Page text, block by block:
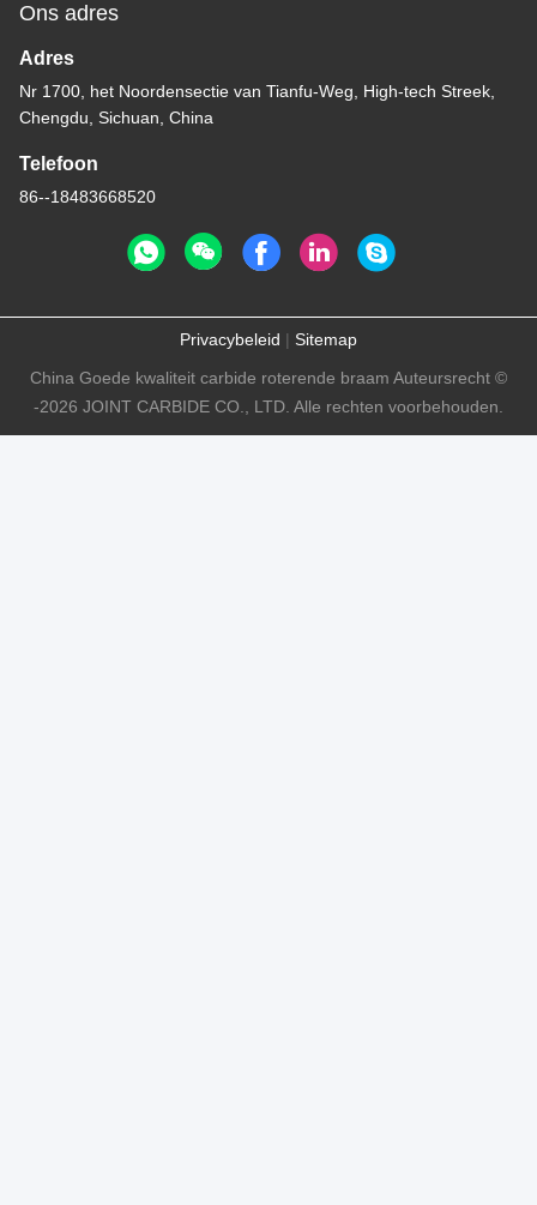
Ons adres
Adres
Nr 1700, het Noordensectie van Tianfu-Weg, High-tech Streek,
Chengdu, Sichuan, China
Telefoon
86--18483668520
Privacybeleid | Sitemap
China Goede kwaliteit carbide roterende braam Auteursrecht ©
-2026 JOINT CARBIDE CO., LTD. Alle rechten voorbehouden.